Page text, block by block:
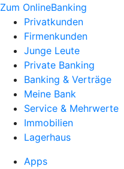
Zum OnlineBanking
Privatkunden
Firmenkunden
Junge Leute
Private Banking
Banking & Verträge
Meine Bank
Service & Mehrwerte
Immobilien
Lagerhaus
Apps